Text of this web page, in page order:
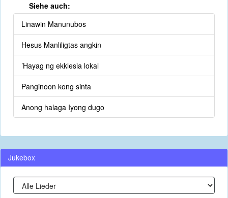
Siehe auch:
Linawin Manunubos
Hesus Manliligtas angkin
’Hayag ng ekklesia lokal
Panginoon kong sinta
Anong halaga Iyong dugo
Jukebox